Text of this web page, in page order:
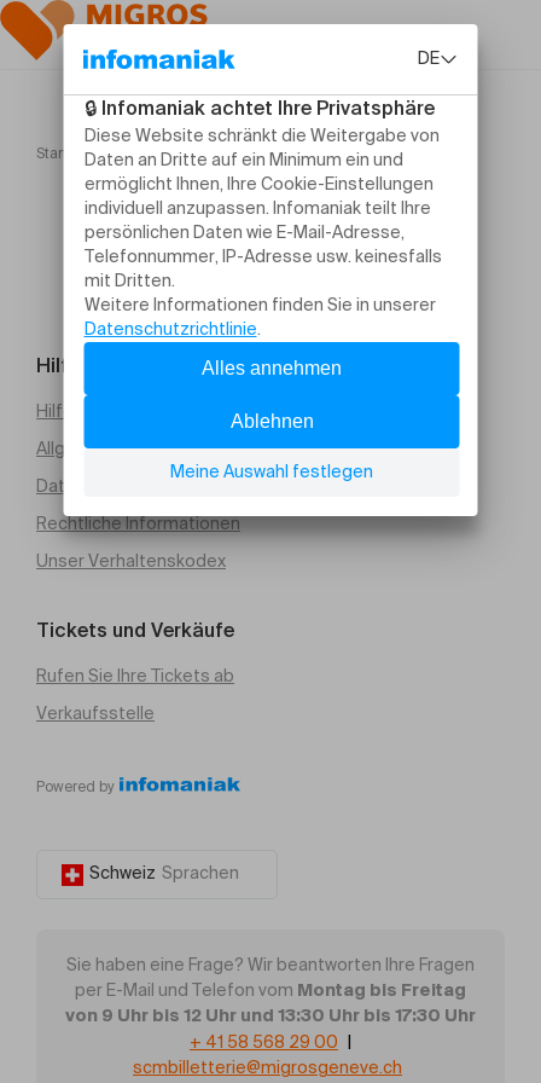
Startseite Casse Noisette
Hilfe und Kontakt
Hilfe erforderlich
Allgemeine Verkaufsbedingungen (PDF)
Datenschutz
Rechtliche Informationen
Unser Verhaltenskodex
Tickets und Verkäufe
Rufen Sie Ihre Tickets ab
Verkaufsstelle
Powered by
Schweiz Sprachen
Sie haben eine Frage? Wir beantworten Ihre Fragen
per E-Mail und Telefon vom Montag bis Freitag
von 9 Uhr bis 12 Uhr und 13:30 Uhr bis 17:30 Uhr
+ 41 58 568 29 00
scmbilletterie@migrosgeneve.ch